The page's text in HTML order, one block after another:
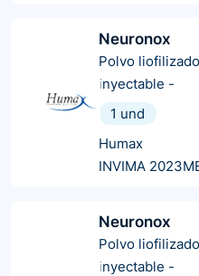
Neuronox
Polvo
inyectable -
1 und
Humax
INVIMA
Neuronox
Polvo
inyectable -